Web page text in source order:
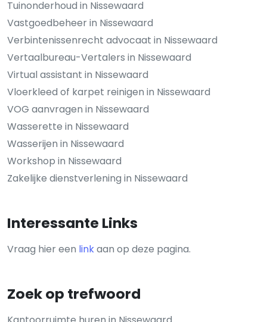
Tuinonderhoud in Nissewaard
Vastgoedbeheer in Nissewaard
Verbintenissenrecht advocaat in Nissewaard
Vertaalbureau-Vertalers in Nissewaard
Virtual assistant in Nissewaard
Vloerkleed of karpet reinigen in Nissewaard
VOG aanvragen in Nissewaard
Wasserette in Nissewaard
Wasserijen in Nissewaard
Workshop in Nissewaard
Zakelijke dienstverlening in Nissewaard
Interessante Links
Vraag hier een linkaan op deze pagina.
Zoek op trefwoord